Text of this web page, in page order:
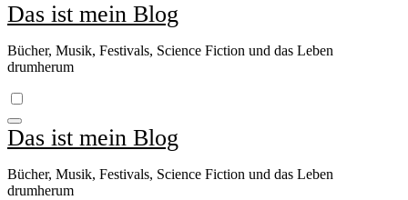
Das ist mein Blog
Bücher, Musik, Festivals, Science Fiction und das Leben
drumherum
Das ist mein Blog
Bücher, Musik, Festivals, Science Fiction und das Leben
drumherum